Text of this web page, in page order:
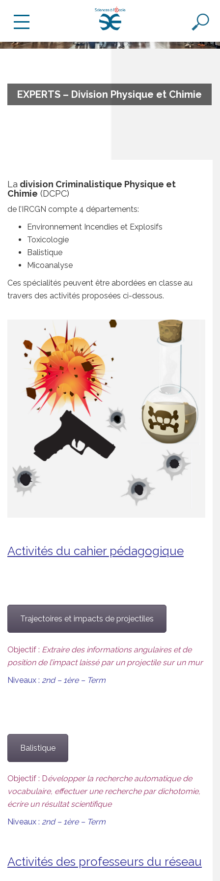
EXPERTS – Division Physique et Chimie
La division Criminalistique Physique et
Chimie (DCPC)
de l’IRCGN compte 4 départements:
Environnement Incendies et Explosifs
Toxicologie
Balistique
Micoanalyse
Ces spécialités peuvent être abordées en classe au
travers des activités proposées ci-dessous.
Activités du cahier pédagogique
Trajectoires et impacts de projectiles
Objectif : Extraire des informations angulaires et de
position de l’impact laissé par un projectile sur un mur
Niveaux : 2nd – 1ère – Term
Balistique
Objectif : Développer la recherche automatique de
vocabulaire, effectuer une recherche par dichotomie,
écrire un résultat scientifique
Niveaux : 2nd – 1ère – Term
Activités des professeurs du réseau